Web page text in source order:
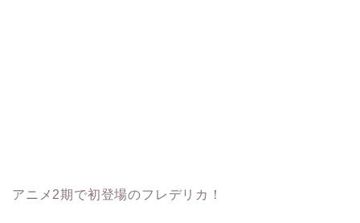
アニメ2期で初登場のフレデリカ！